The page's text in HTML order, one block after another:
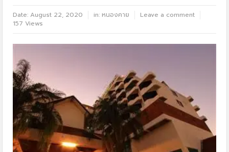
Date:August 22, 2020 in: หนองคาย
Leave a comment
157 Views